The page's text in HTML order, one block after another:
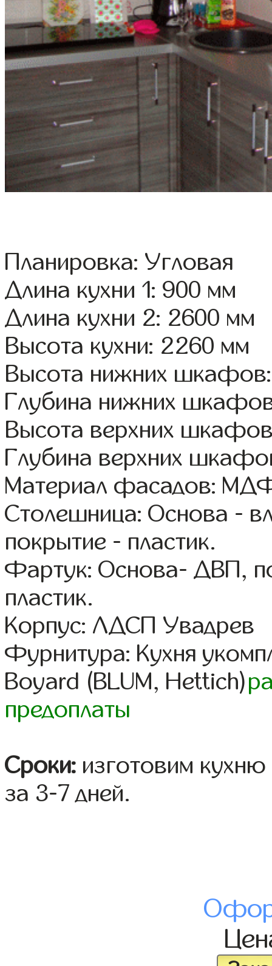
Планировка: Угловая
Длина кухни 1: 900 мм
Длина кухни 2: 2600 мм
Высота кухни: 2260 мм
Высота нижних
Глубина нижних
Высота верхних
Глубина верхних
Материал фасадов:
Столешница: Основа -
покрытие - пластик.
Фартук: Основа- ДВП,
пластик.
Корпус: ЛДСП Увадрев
Фурнитура: Кухня
Boyard (BLUM, Hettich)
предоплаты
Сроки: изготовим
за 3-7 дней.